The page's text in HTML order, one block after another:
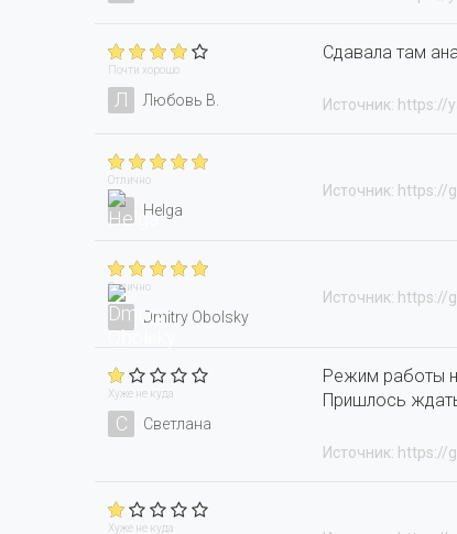
Почти хорошо
Л Любовь В.
Сдавала там
Источник: https://
Отлично
Helga
Источник: https://
Отлично
Dmitry Obolsky
Источник: https://
Хуже не куда
С Светлана
Режим работы
Пришлось
Источник: https://
Хуже не куда